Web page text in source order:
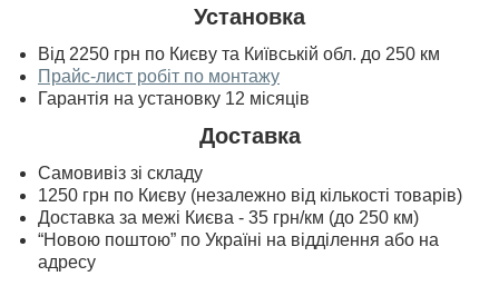
Установка
Від 2250 грн по Києву та Київській обл. до 250 км
Прайс-лист робіт по монтажу
Гарантія на установку 12 місяців
Доставка
Самовивіз зі складу
1250 грн по Києву (незалежно від кількості товарів)
Доставка за межі Києва - 35 грн/км (до 250 км)
“Новою поштою” по Україні на відділення або на
адресу